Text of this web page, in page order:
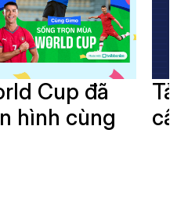
Cup đã
hình cùng